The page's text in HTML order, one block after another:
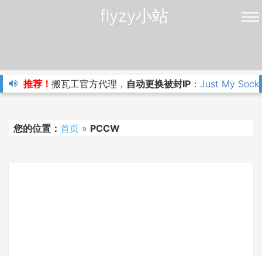
flyzy小站
推荐！ 搬瓦工官方代理， 自动更换被封IP ： Just My
您的位置： 首页 » PCCW